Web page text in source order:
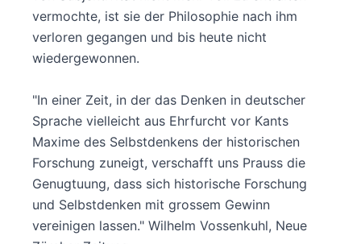
vermochte, ist sie der Philosophie nach ihm
verloren gegangen und bis heute nicht
wiedergewonnen.
"In einer Zeit, in der das Denken in deutscher
Sprache vielleicht aus Ehrfurcht vor Kants
Maxime des Selbstdenkens der historischen
Forschung zuneigt, verschafft uns Prauss die
Genugtuung, dass sich historische Forschung
und Selbstdenken mit grossem Gewinn
vereinigen lassen." Wilhelm Vossenkuhl, Neue